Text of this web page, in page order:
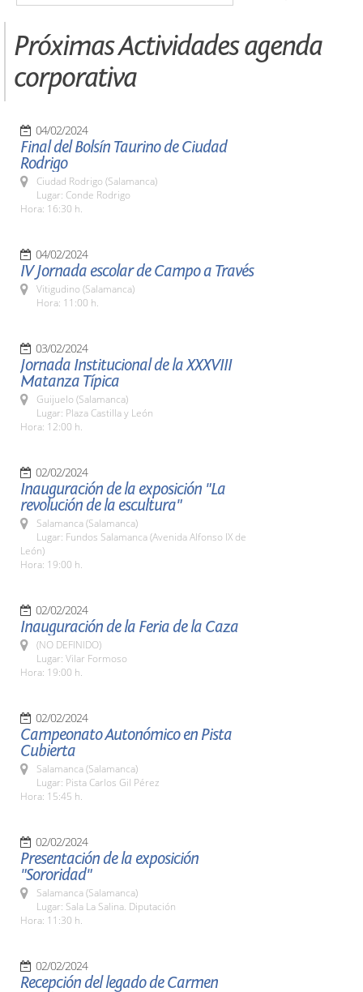
Próximas Actividades agenda
corporativa
04/02/2024
Final del Bolsín Taurino de Ciudad
Rodrigo
Ciudad Rodrigo (Salamanca)
Lugar: Conde Rodrigo
Hora: 16:30 h.
04/02/2024
IV Jornada escolar de Campo a Través
Vitigudino (Salamanca)
Hora: 11:00 h.
03/02/2024
Jornada Institucional de la XXXVIII
Matanza Típica
Guijuelo (Salamanca)
Lugar: Plaza Castilla y León
Hora: 12:00 h.
02/02/2024
Inauguración de la exposición "La
revolución de la escultura"
Salamanca (Salamanca)
Lugar: Fundos Salamanca (Avenida Alfonso IX de
León)
Hora: 19:00 h.
02/02/2024
Inauguración de la Feria de la Caza
(NO DEFINIDO)
Lugar: Vilar Formoso
Hora: 19:00 h.
02/02/2024
Campeonato Autonómico en Pista
Cubierta
Salamanca (Salamanca)
Lugar: Pista Carlos Gil Pérez
Hora: 15:45 h.
02/02/2024
Presentación de la exposición
"Sororidad"
Salamanca (Salamanca)
Lugar: Sala La Salina. Diputación
Hora: 11:30 h.
02/02/2024
Recepción del legado de Carmen